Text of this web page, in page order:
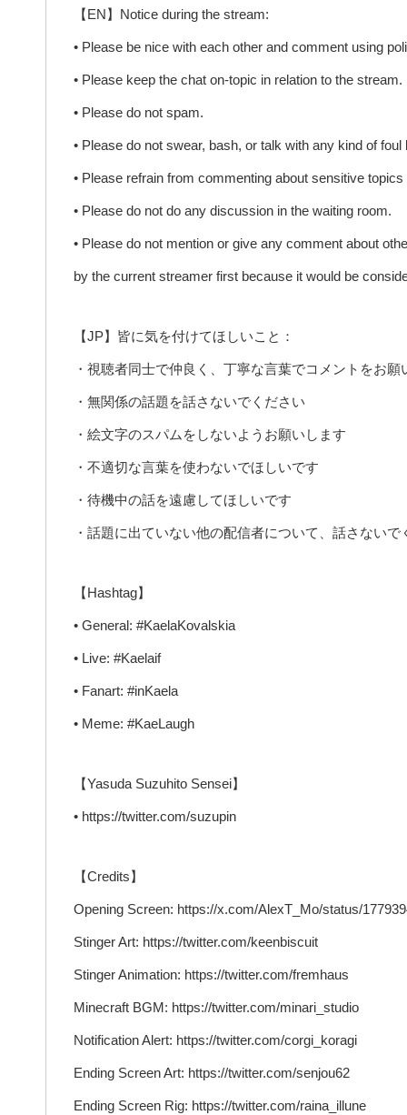
【EN】Notice during the stream:
• Please be nice with each other and comment using
• Please keep the chat on-topic in relation to the stream.
• Please do not spam.
• Please do not swear, bash, or talk with any kind of foul
• Please refrain from commenting about sensitive
• Please do not do any discussion in the waiting room.
• Please do not mention or give any comment about
by the current streamer first because it would be
【JP】皆に気を付けてほしいこと：
・視聴者同士で仲良く、丁寧な言葉でコメントをお願
・無関係の話題を話さないでください
・絵文字のスパムをしないようお願いします
・不適切な言葉を使わないでほしいです
・待機中の話を遠慮してほしいです
・話題に出ていない他の配信者について、話さないで
【Hashtag】
• General: #KaelaKovalskia
• Live: #Kaelaif
• Fanart: #inKaela
• Meme: #KaeLaugh
【Yasuda Suzuhito Sensei】
• https://twitter.com/suzupin
【Credits】
Opening Screen: https://x.com/AlexT_Mo/status/
Stinger Art: https://twitter.com/keenbiscuit
Stinger Animation: https://twitter.com/fremhaus
Minecraft BGM: https://twitter.com/minari_studio
Notification Alert: https://twitter.com/corgi_koragi
Ending Screen Art: https://twitter.com/senjou62
Ending Screen Rig: https://twitter.com/raina_illune